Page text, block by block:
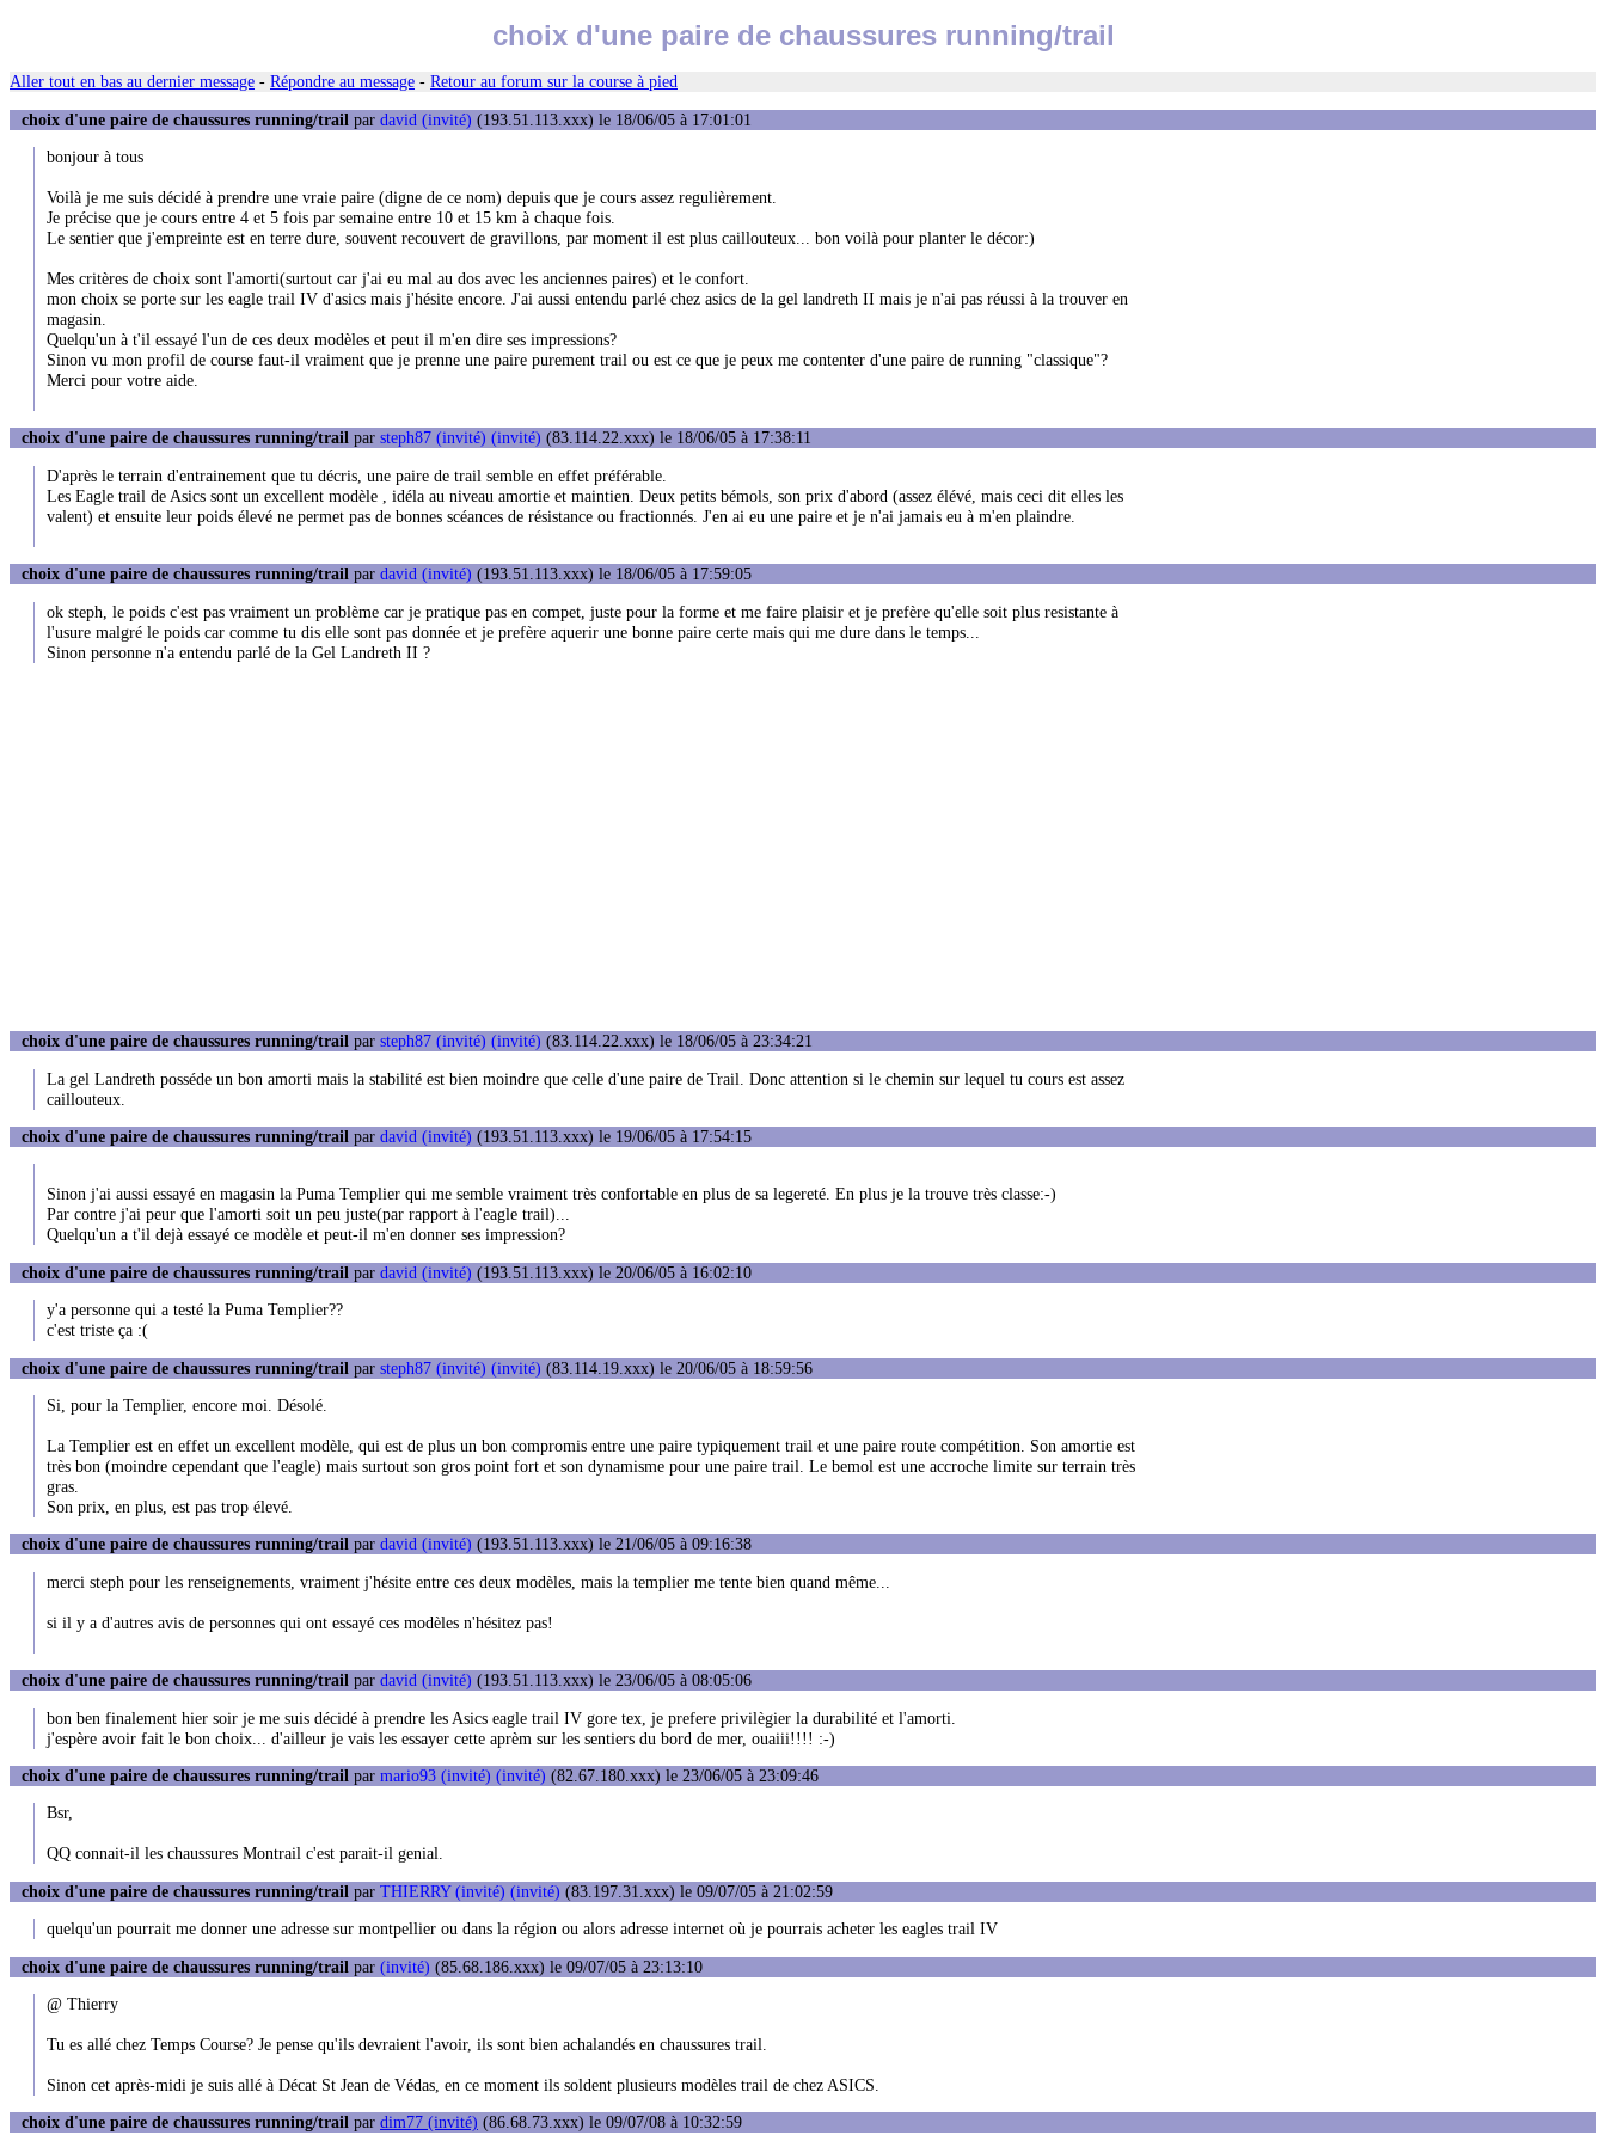
choix d'une paire de chaussures running/trail
Aller tout en bas au dernier message - Répondre au message - Retour au forum sur la course à pied
choix d'une paire de chaussures running/trail par david (invité) (193.51.113.xxx) le 18/06/05 à 17:01:01
bonjour à tous
Voilà je me suis décidé à prendre une vraie paire (digne de ce nom) depuis que je cours assez regulièrement.
Je précise que je cours entre 4 et 5 fois par semaine entre 10 et 15 km à chaque fois.
Le sentier que j'empreinte est en terre dure, souvent recouvert de gravillons, par moment il est plus caillouteux... bon voilà pour planter le décor:)
Mes critères de choix sont l'amorti(surtout car j'ai eu mal au dos avec les anciennes paires) et le confort.
mon choix se porte sur les eagle trail IV d'asics mais j'hésite encore. J'ai aussi entendu parlé chez asics de la gel landreth II mais je n'ai pas réussi à la trouver en
magasin.
Quelqu'un à t'il essayé l'un de ces deux modèles et peut il m'en dire ses impressions?
Sinon vu mon profil de course faut-il vraiment que je prenne une paire purement trail ou est ce que je peux me contenter d'une paire de running "classique"?
Merci pour votre aide.
choix d'une paire de chaussures running/trail par steph87 (invité) (invité) (83.114.22.xxx) le 18/06/05 à 17:38:11
D'après le terrain d'entrainement que tu décris, une paire de trail semble en effet préférable.
Les Eagle trail de Asics sont un excellent modèle , idéla au niveau amortie et maintien. Deux petits bémols, son prix d'abord (assez élévé, mais ceci dit elles les
valent) et ensuite leur poids élevé ne permet pas de bonnes scéances de résistance ou fractionnés. J'en ai eu une paire et je n'ai jamais eu à m'en plaindre.
choix d'une paire de chaussures running/trail par david (invité) (193.51.113.xxx) le 18/06/05 à 17:59:05
ok steph, le poids c'est pas vraiment un problème car je pratique pas en compet, juste pour la forme et me faire plaisir et je prefère qu'elle soit plus resistante à
l'usure malgré le poids car comme tu dis elle sont pas donnée et je prefère aquerir une bonne paire certe mais qui me dure dans le temps...
Sinon personne n'a entendu parlé de la Gel Landreth II ?
choix d'une paire de chaussures running/trail par steph87 (invité) (invité) (83.114.22.xxx) le 18/06/05 à 23:34:21
La gel Landreth posséde un bon amorti mais la stabilité est bien moindre que celle d'une paire de Trail. Donc attention si le chemin sur lequel tu cours est assez
caillouteux.
choix d'une paire de chaussures running/trail par david (invité) (193.51.113.xxx) le 19/06/05 à 17:54:15
Sinon j'ai aussi essayé en magasin la Puma Templier qui me semble vraiment très confortable en plus de sa legereté. En plus je la trouve très classe:-)
Par contre j'ai peur que l'amorti soit un peu juste(par rapport à l'eagle trail)...
Quelqu'un a t'il dejà essayé ce modèle et peut-il m'en donner ses impression?
choix d'une paire de chaussures running/trail par david (invité) (193.51.113.xxx) le 20/06/05 à 16:02:10
y'a personne qui a testé la Puma Templier??
c'est triste ça :(
choix d'une paire de chaussures running/trail par steph87 (invité) (invité) (83.114.19.xxx) le 20/06/05 à 18:59:56
Si, pour la Templier, encore moi. Désolé.
La Templier est en effet un excellent modèle, qui est de plus un bon compromis entre une paire typiquement trail et une paire route compétition. Son amortie est
très bon (moindre cependant que l'eagle) mais surtout son gros point fort et son dynamisme pour une paire trail. Le bemol est une accroche limite sur terrain très
gras.
Son prix, en plus, est pas trop élevé.
choix d'une paire de chaussures running/trail par david (invité) (193.51.113.xxx) le 21/06/05 à 09:16:38
merci steph pour les renseignements, vraiment j'hésite entre ces deux modèles, mais la templier me tente bien quand même...
si il y a d'autres avis de personnes qui ont essayé ces modèles n'hésitez pas!
choix d'une paire de chaussures running/trail par david (invité) (193.51.113.xxx) le 23/06/05 à 08:05:06
bon ben finalement hier soir je me suis décidé à prendre les Asics eagle trail IV gore tex, je prefere privilègier la durabilité et l'amorti.
j'espère avoir fait le bon choix... d'ailleur je vais les essayer cette aprèm sur les sentiers du bord de mer, ouaiii!!!! :-)
choix d'une paire de chaussures running/trail par mario93 (invité) (invité) (82.67.180.xxx) le 23/06/05 à 23:09:46
Bsr,
QQ connait-il les chaussures Montrail c'est parait-il genial.
choix d'une paire de chaussures running/trail par THIERRY (invité) (invité) (83.197.31.xxx) le 09/07/05 à 21:02:59
quelqu'un pourrait me donner une adresse sur montpellier ou dans la région ou alors adresse internet où je pourrais acheter les eagles trail IV
choix d'une paire de chaussures running/trail par (invité) (85.68.186.xxx) le 09/07/05 à 23:13:10
@ Thierry
Tu es allé chez Temps Course? Je pense qu'ils devraient l'avoir, ils sont bien achalandés en chaussures trail.
Sinon cet après-midi je suis allé à Décat St Jean de Védas, en ce moment ils soldent plusieurs modèles trail de chez ASICS.
choix d'une paire de chaussures running/trail par dim77 (invité) (86.68.73.xxx) le 09/07/08 à 10:32:59